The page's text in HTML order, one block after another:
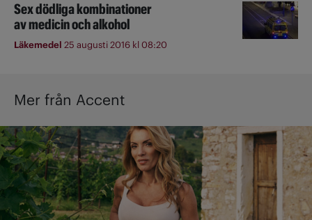
Sex dödliga kombinationer
av medicin och alkohol
Läkemedel 25 augusti 2016 kl 08:20
Mer från Accent